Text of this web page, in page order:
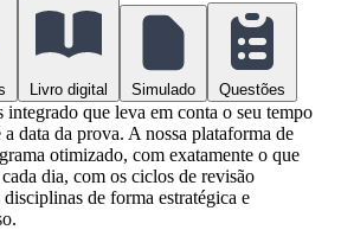
Livro digital Simulado Questões
integrado que leva em conta o seu tempo
data da prova. A nossa plataforma de
otimizado, com exatamente o que
dia, com os ciclos de revisão
de forma estratégica e